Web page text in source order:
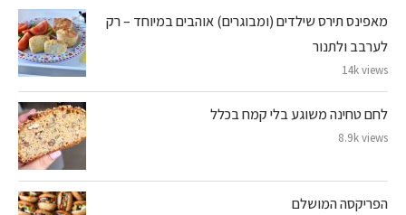
מאפינס תירס שילדים (ומבוגרים) אוהבים במיוחד – רק
לערבב ולתנור
14k views
לחם טחינה משוגע בלי קמח בכלל
8.9k views
הפריקסה המושלם